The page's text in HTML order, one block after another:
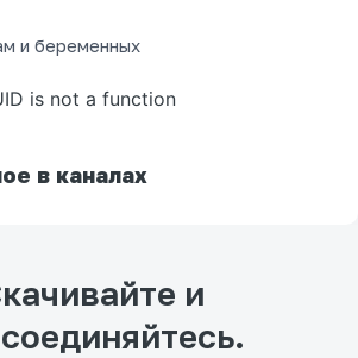
и беременных
is not a function
в каналах
и